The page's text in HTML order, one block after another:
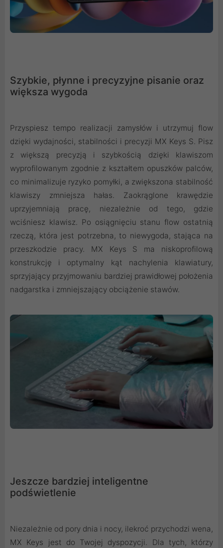
Szybkie, płynne i precyzyjne pisanie oraz
większa wygoda
Przyspiesz tempo realizacji zamysłów i utrzymuj flow
dzięki wydajności, stabilności i precyzji MX Keys S. Pisz
z większą precyzją i szybkością dzięki klawiszom
wyprofilowanym zgodnie z kształtem opuszków palców,
co minimalizuje ryzyko pomyłki, a zwiększona stabilność
klawiszy zmniejsza hałas. Zaokrąglone krawędzie
uprzyjemniają pracę, niezależnie od tego, gdzie
wciśniesz klawisz. Po osiągnięciu stanu flow ostatnią
rzeczą, która jest potrzebna, to niewygoda, stająca na
przeszkodzie pracy. MX Keys S ma niskoprofilową
konstrukcję i optymalny kąt nachylenia klawiatury,
sprzyjający przyjmowaniu bardziej prawidłowej położenia
nadgarstka i zmniejszający obciążenie stawów.
Jeszcze bardziej inteligentne
podświetlenie
Niezależnie od pory dnia i nocy, ilekroć przychodzi wena,
MX Keys jest do Twojej dyspozycji. Dla tych, którzy